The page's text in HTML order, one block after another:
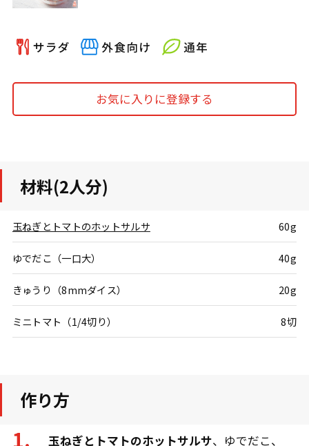
お気に入りに登録する
材料(2人分)
玉ねぎとトマトのホットサルサ 60g
ゆでだこ（一口大） 40g
きゅうり（8mmダイス） 20g
ミニトマト（1/4切り） 8切
作り方
玉ねぎとトマトのホットサルサ、ゆでだこ、